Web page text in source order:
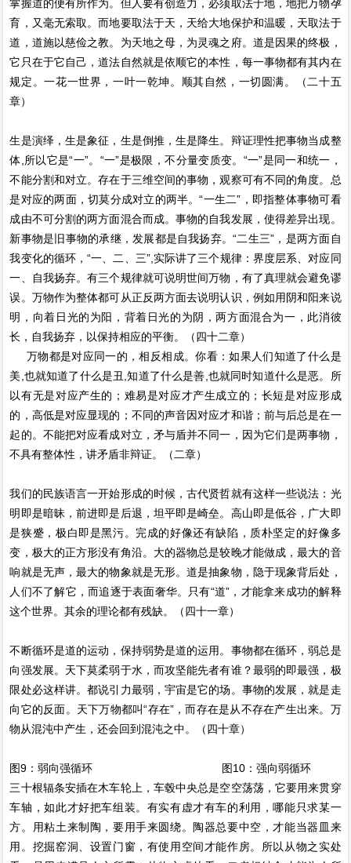
掌握道的便有所作为。但人要有创造力，必须取法于地，地把万物孕
育，又毫无索取。而地要取法于天，天给大地保护和温暖，天取法于
道，道施以慈俭之教。为天地之母，为灵魂之府。道是因果的终极，
它只在于它自己，道法自然就是依顺它的本性，每一事物都有其内在
规定。一花一世界，一叶一乾坤。顺其自然，一切圆满。（二十五
章）
生是演绎，生是象征，生是倒推，生是降生。辩证理性把事物当成整
体,所以它是“一”。“一”是极限，不分量变质变。“一”是同一和统一，
不能分割和对立。存在于三维空间的事物，观察可有不同的角度。总
是对应的两面，切莫分成对立的两半。“一生二”，即指整体事物可看
成由不可分割的两方面混合而成。事物的自我发展，使得差异出现。
新事物是旧事物的承继，发展都是自我扬弃。“二生三”，是两方面自
我变化的循环，“一、二、三”,实际讲了三个规律：界度层系、对应同
一、自我扬弃。有三个规律就可说明世间万物，有了真理就会避免谬
误。万物作为整体都可从正反两方面去说明认识，例如用阴和阳来说
明，向着日光的为阳，背着日光的为阴，两方面混合为一，此消彼
长，自我扬弃，以保持相应的平衡。（四十二章）
万物都是对应同一的，相反相成。你看：如果人们知道了什么是
美,也就知道了什么是丑,知道了什么是善,也就同时知道什么是恶。所
以有无是对应产生的；难易是对应才产生成立的；长短是对应形成
的，高低是对应显现的；不同的声音因对应才和谐；前与后总是在一
起的。不能把对应看成对立，矛与盾并不同一，因为它们是两事物，
不具有整体性，讲矛盾非辩证。（二章）
我们的民族语言一开始形成的时候，古代贤哲就有这样一些说法：光
明即是暗昧，前进即是后退，坦平即是崎垒。高山即是低谷，广大即
是狭蹙，极白即是黑污。完成的好像还有缺陷，质朴坚定的好像多
变，极大的正方形没有角沿。大的器物总是较晚才能做成，最大的音
响就是无声，最大的物象就是无形。道是抽象物，隐于现象背后处，
人们不了解它，而追逐于表面奢华。只有“道”，才能拿来成功的解释
这个世界。其余的理论都有残缺。（四十一章）
不断循环是道的运动，保持弱势是道的运用。事物都在循环，弱总是
向强发展。天下莫柔弱于水，而攻坚能先者有谁？最弱的即最强，极
限处必这样讲。都说引力最弱，宇宙是它的场。事物的发展，就是走
向它的反面。天下万物都叫“存在”，而存在是从不存在产生出来。万
物从混沌中产生，还会回到混沌之中。（四十章）
图9：弱向强循环 图10：强向弱循环
三十根辐条安插在木车轮上，车毂中央总是空空荡荡，它要用来贯穿
车轴，如此才好把车组装。有实有虚才有车的利用，哪能只求某一
方。用粘土来制陶，要用手来圆绕。陶器总要中空，才能当器皿来
用。挖掘窑洞、设置门窗，有使用空间才能作房。所以从物之实处